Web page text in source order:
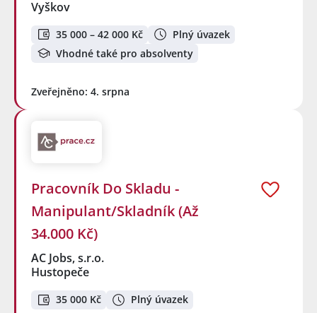
Vyškov
35 000 – 42 000 Kč
Plný úvazek
Vhodné také pro absolventy
Zveřejněno: 4. srpna
Pracovník Do Skladu -
Manipulant/Skladník (Až
34.000 Kč)
AC Jobs, s.r.o.
Hustopeče
35 000 Kč Plný úvazek